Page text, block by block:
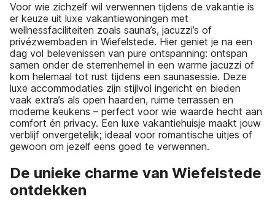
Voor wie zichzelf wil verwennen tijdens de vakantie is
er keuze uit luxe vakantiewoningen met
wellnessfaciliteiten zoals sauna’s, jacuzzi’s of
privézwembaden in Wiefelstede. Hier geniet je na een
dag vol belevenissen van pure ontspanning: ontspan
samen onder de sterrenhemel in een warme jacuzzi of
kom helemaal tot rust tijdens een saunasessie. Deze
luxe accommodaties zijn stijlvol ingericht en bieden
vaak extra’s als open haarden, ruime terrassen en
moderne keukens – perfect voor wie waarde hecht aan
comfort én privacy. Een luxe vakantiehuisje maakt jouw
verblijf onvergetelijk; ideaal voor romantische uitjes of
gewoon om jezelf eens goed te verwennen.
De unieke charme van Wiefelstede
ontdekken